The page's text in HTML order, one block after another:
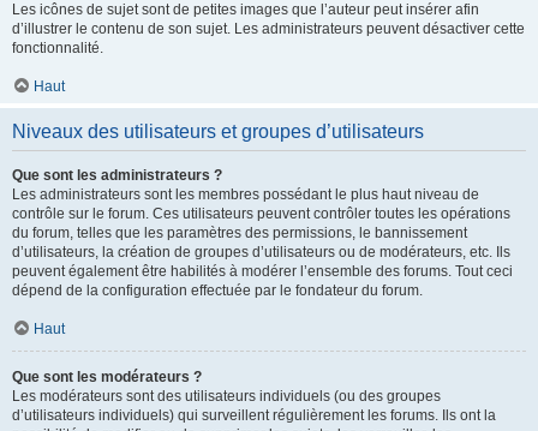
Les icônes de sujet sont de petites images que l’auteur peut insérer afin
d’illustrer le contenu de son sujet. Les administrateurs peuvent désactiver cette
fonctionnalité.
Haut
Niveaux des utilisateurs et groupes d’utilisateurs
Que sont les administrateurs ?
Les administrateurs sont les membres possédant le plus haut niveau de
contrôle sur le forum. Ces utilisateurs peuvent contrôler toutes les opérations
du forum, telles que les paramètres des permissions, le bannissement
d’utilisateurs, la création de groupes d’utilisateurs ou de modérateurs, etc. Ils
peuvent également être habilités à modérer l’ensemble des forums. Tout ceci
dépend de la configuration effectuée par le fondateur du forum.
Haut
Que sont les modérateurs ?
Les modérateurs sont des utilisateurs individuels (ou des groupes
d’utilisateurs individuels) qui surveillent régulièrement les forums. Ils ont la